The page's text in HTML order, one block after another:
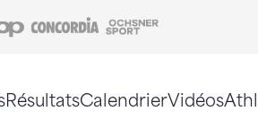
Coop Concordia
RésultatsCalendrierVidéos